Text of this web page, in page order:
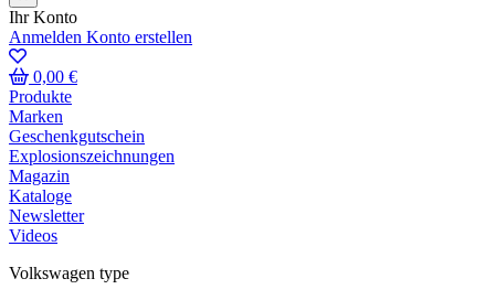
Ihr Konto
Anmelden Konto erstellen
0,00 €
Produkte
Marken
Geschenkgutschein
Explosionszeichnungen
Magazin
Kataloge
Newsletter
Videos
Volkswagen type